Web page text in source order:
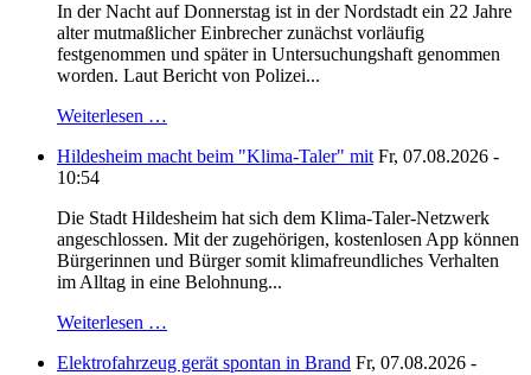
In der Nacht auf Donnerstag ist in der Nordstadt ein 22 Jahre
alter mutmaßlicher Einbrecher zunächst vorläufig
festgenommen und später in Untersuchungshaft genommen
worden. Laut Bericht von Polizei...
Weiterlesen …
Hildesheim macht beim "Klima-Taler" mit Fr, 07.08.2026 -
10:54
Die Stadt Hildesheim hat sich dem Klima-Taler-Netzwerk
angeschlossen. Mit der zugehörigen, kostenlosen App können
Bürgerinnen und Bürger somit klimafreundliches Verhalten
im Alltag in eine Belohnung...
Weiterlesen …
Elektrofahrzeug gerät spontan in Brand Fr, 07.08.2026 -